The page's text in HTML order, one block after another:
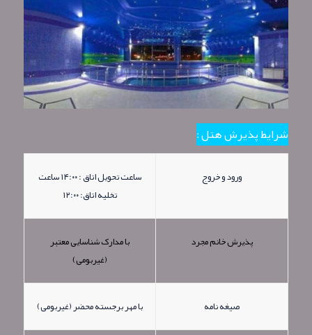
شرایط پذیرش هتل :
ورود و خروج
ساعت تحویل اتاق : ۱۴:۰۰ ساعت
تخلیه اتاق: ۱۲:۰۰
پذیرش خانم مجرد
با مدارک شناسایی معتبر
(غیربومی)
صیغه نامه با مهر برجسته محضر (غیربومی)